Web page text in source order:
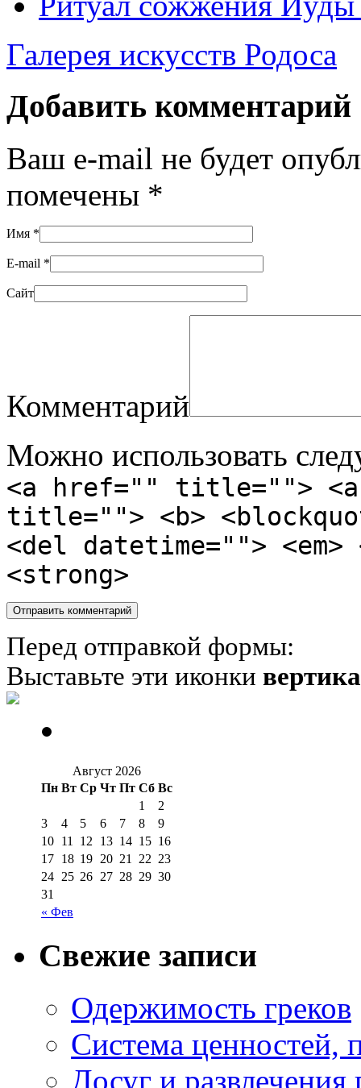
Галерея искусств Родоса
Добавить комментарий
Ваш e-mail не будет
помечены *
Имя *
E-mail *
Сайт
Комментарий
Можно использовать
<a href="" title="">
title=""> <b>
<del datetime="">
<strong>
Перед отправкой формы:
Выставьте эти иконки
Август 2026
Пн Вт Ср Чт Пт Сб Вс
« Фев
1
2
3
4 5 6 7 8
9
10 11 12 13 14 15 16
17 18 19 20 21 22 23
24 25 26 27 28 29 30
31
Свежие записи
Одержимость греков
Система ценностей,
Досуг и развлечения